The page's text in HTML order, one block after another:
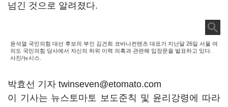
넘긴 것으로 알려졌다.
윤석열 국민의힘 대선 후보의 부인 김건희 코바나컨텐츠 대표가 지난달 26일 서울 여
의도 국민의힘 당사에서 자신의 허위 이력 의혹과 관련해 입장문을 발표하고 있다.
사진/뉴시스.
박효선 기자 twinseven@etomato.com
이 기사는 뉴스토마토 보도준칙 및 윤리강령에 따라